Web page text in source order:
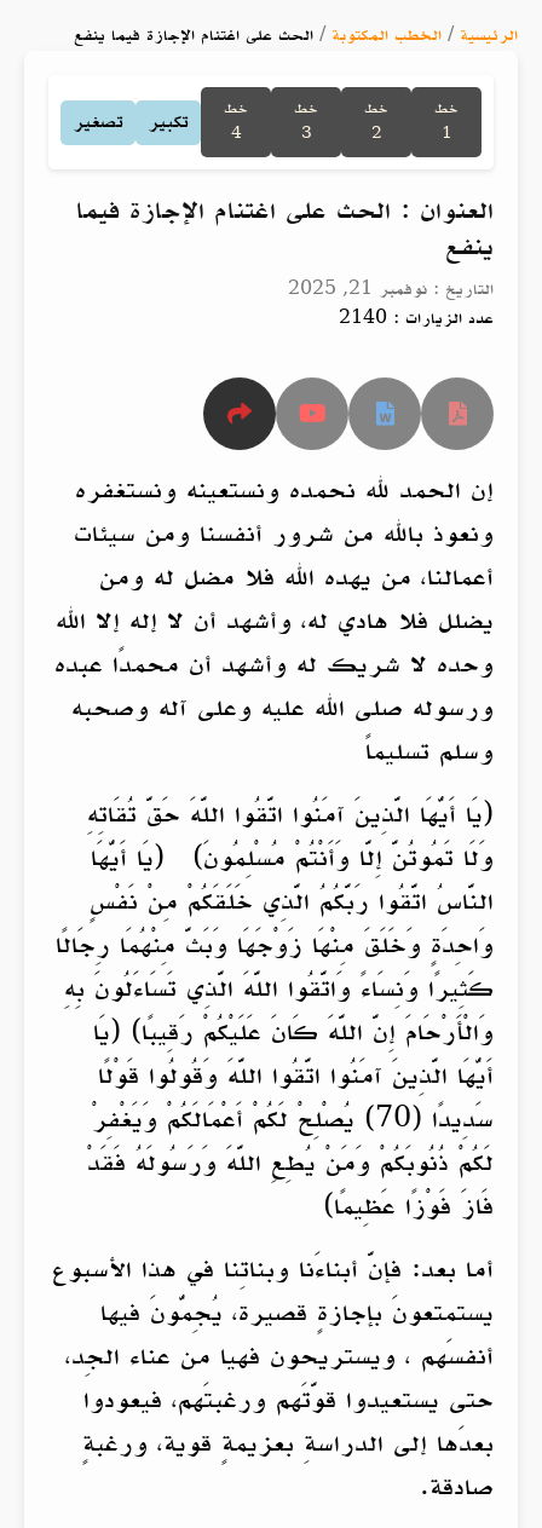
الرئيسية / الخطب المكتوبة / الحث على اغتنام الإجازة فيما ينفع
خط
1
خط
2
خط
3
خط
4
تكبير تصغير
العنوان : الحث على اغتنام الإجازة فيما
ينفع
التاريخ : نوفمبر 21, 2025
عدد الزيارات : 2140
إن الحمد لله نحمده ونستعينه ونستغفره
ونعوذ بالله من شرور أنفسنا ومن سيئات
أعمالنا، من يهده الله فلا مضل له ومن
يضلل فلا هادي له، وأشهد أن لا إله إلا الله
وحده لا شريك له وأشهد أن محمدًا عبده
ورسوله صلى الله عليه وعلى آله وصحبه
وسلم تسليماً
(يَا أَيُّهَا الَّذِينَ آمَنُوا اتَّقُوا اللَّهَ حَقَّ تُقَاتِهِ
وَلَا تَمُوتُنَّ إِلَّا وَأَنْتُمْ مُسْلِمُونَ) (يَا أَيُّهَا
النَّاسُ اتَّقُوا رَبَّكُمُ الَّذِي خَلَقَكُمْ مِنْ نَفْسٍ
وَاحِدَةٍ وَخَلَقَ مِنْهَا زَوْجَهَا وَبَثَّ مِنْهُمَا رِجَالًا
كَثِيرًا وَنِسَاءً وَاتَّقُوا اللَّهَ الَّذِي تَسَاءَلُونَ بِهِ
وَالْأَرْحَامَ إِنَّ اللَّهَ كَانَ عَلَيْكُمْ رَقِيبًا) (يَا
أَيُّهَا الَّذِينَ آمَنُوا اتَّقُوا اللَّهَ وَقُولُوا قَوْلًا
سَدِيدًا (70) يُصْلِحْ لَكُمْ أَعْمَالَكُمْ وَيَغْفِرْ
لَكُمْ ذُنُوبَكُمْ وَمَنْ يُطِعِ اللَّهَ وَرَسُولَهُ فَقَدْ
فَازَ فَوْزًا عَظِيمًا)
أما بعد: فإنَّ أبناءَنا وبناتِنا في هذا الأسبوع
يستمتعونَ بإجازةٍ قصيرة، يُجِمُّونَ فيها
أنفسَهم ، ويستريحون فهيا من عناء الجِد،
حتى يستعيدوا قوَّتَهم ورغبتَهم، فيعودوا
بعدَها إلى الدراسةِ بعزيمةٍ قوية، ورغبةٍ
صادقة.